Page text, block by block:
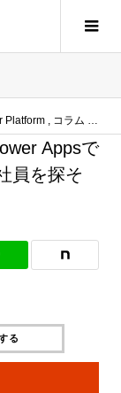
Platform コラム
Appsで
員を探そ
る